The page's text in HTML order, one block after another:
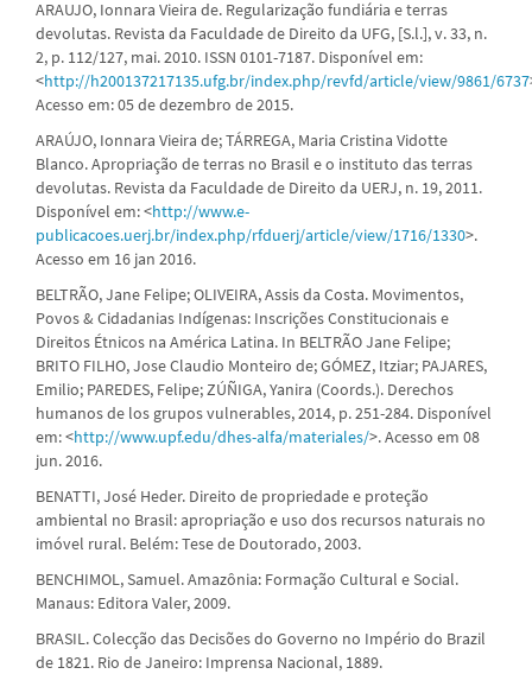
ARAUJO, Ionnara Vieira de. Regularização fundiária e terras
devolutas. Revista da Faculdade de Direito da UFG, [S.l.], v. 33, n.
2, p. 112/127, mai. 2010. ISSN 0101-7187. Disponível em:
<http://h200137217135.ufg.br/index.php/revfd/article/view/9861/6737
Acesso em: 05 de dezembro de 2015.
ARAÚJO, Ionnara Vieira de; TÁRREGA, Maria Cristina Vidotte
Blanco. Apropriação de terras no Brasil e o instituto das terras
devolutas. Revista da Faculdade de Direito da UERJ, n. 19, 2011.
Disponível em: <http://www.e-
publicacoes.uerj.br/index.php/rfduerj/article/view/1716/1330>.
Acesso em 16 jan 2016.
BELTRÃO, Jane Felipe; OLIVEIRA, Assis da Costa. Movimentos,
Povos & Cidadanias Indígenas: Inscrições Constitucionais e
Direitos Étnicos na América Latina. In BELTRÃO Jane Felipe;
BRITO FILHO, Jose Claudio Monteiro de; GÓMEZ, Itziar; PAJARES,
Emilio; PAREDES, Felipe; ZÚÑIGA, Yanira (Coords.). Derechos
humanos de los grupos vulnerables, 2014, p. 251-284. Disponível
em: <http://www.upf.edu/dhes-alfa/materiales/>. Acesso em 08
jun. 2016.
BENATTI, José Heder. Direito de propriedade e proteção
ambiental no Brasil: apropriação e uso dos recursos naturais no
imóvel rural. Belém: Tese de Doutorado, 2003.
BENCHIMOL, Samuel. Amazônia: Formação Cultural e Social.
Manaus: Editora Valer, 2009.
BRASIL. Colecção das Decisões do Governo no Império do Brazil
de 1821. Rio de Janeiro: Imprensa Nacional, 1889.